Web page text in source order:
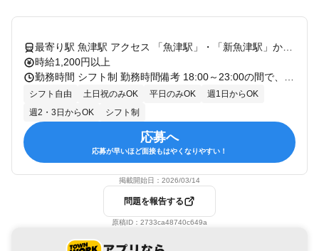
時給1,200円以上
シフト自由 土日祝のみOK 平日のみOK
週1日からOK
週2・3日からOK
シフト制
応募へ
応募が早いほど面接もはやくなりやすい！
掲載開始日： 2026/03/14
問題を報告する
原稿ID： 2733ca48740c649a